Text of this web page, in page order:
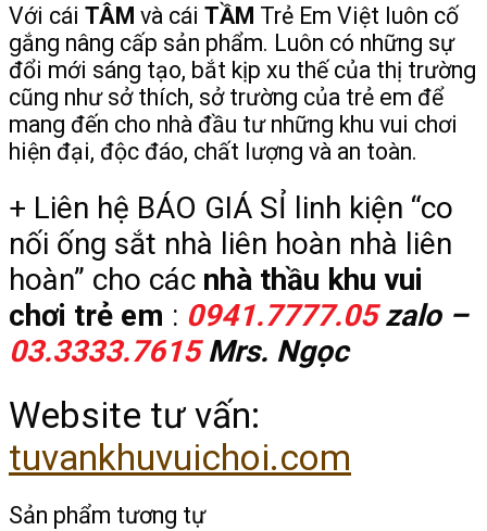
Với cái TÂM và cái TẦM Trẻ Em Việt luôn cố
gắng nâng cấp sản phẩm. Luôn có những sự
đổi mới sáng tạo, bắt kịp xu thế của thị trường
cũng như sở thích, sở trường của trẻ em để
mang đến cho nhà đầu tư những khu vui chơi
hiện đại, độc đáo, chất lượng và an toàn.
+ Liên hệ BÁO GIÁ SỈ linh kiện “co
nối ống sắt nhà liên hoàn nhà liên
hoàn” cho các nhà thầu khu vui
chơi trẻ em : 0941.7777.05zalo –
03.3333.7615Mrs. Ngọc
Website tư vấn:
tuvankhuvuichoi.com
Sản phẩm tương tự